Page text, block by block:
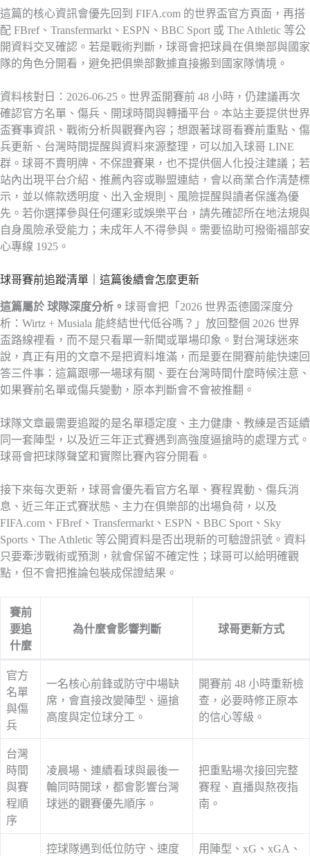
這篇的核心資訊會優先回到 FIFA.com 的世界盃官方頁面，再搭
配 FBref、Transfermarkt、ESPN、BBC Sport 或 The Athletic 等公
開資料交叉確認。若是戰術判斷，球哥會把球員在俱樂部與國家
隊的角色分開看，避免把俱樂部數據直接搬到國家隊情境。
資料核對日：2026-06-25。世界盃開賽前 48 小時，仍建議再次
確認官方名單、傷兵、開球時間與轉播平台。本站主要提供世界
盃賽事資訊、戰術分析與觀賽內容；想跟著球哥看賽前重點、傷
兵更新、台灣時間提醒與資料來源整理，可以加入球哥 LINE
群。球哥不賣明牌、不保證賽果，也不提供個人化投注建議；若
站內出現平台介紹、推薦內容或聯盟連結，會以商業合作清楚標
示，並以條款透明度、出入金規則、風險提醒與讀者保護為優
先。若你選擇參與任何運彩或娛樂平台，請先確認所在地法規與
自身風險承受能力；未成年人不得參與。需要協助可撥衛福部安
心專線 1925。
球哥賽前追蹤清單｜這篇後續會怎麼更新
這篇屬於 球隊深度分析。 球哥會把「2026 世界盃德國深度分
析：Wirtz + Musiala 能終結世代低谷嗎？」放回整個 2026 世界
盃路線裡看，而不是只看單一新聞或單場印象。對台灣球迷來
說，真正有用的文章不是把資料堆滿，而是要在開賽前能快速回
答三件事：這篇跟哪一場球有關、要在台灣時間什麼時候注意、
如果賽前名單或傷兵變動，原本判斷會不會被推翻。
球隊文章最需要追蹤的是名單穩定度、主力健康、教練是否延續
同一套陣型，以及近三年正式賽遇到高強度逼搶時的處理方式。
球哥會把球隊聲望和實際比賽內容分開看。
接下來每次更新，球哥會優先看官方名單、賽程異動、傷兵消
息、近三年正式賽狀態、主力在俱樂部的出場負荷，以及
FIFA.com、FBref、Transfermarkt、ESPN、BBC Sport、Sky
Sports、The Athletic 等公開資料是否出現新的可驗證訊號。資料
只要牽涉戰術或預測，就會保留不確定性；球哥可以給明確觀
點，但不會把推論包裝成保證結果。
賽前
要追
什麼
為什麼會影響判斷 球哥更新方式
官方
名單
與傷
兵
一名核心前鋒或防守中場缺
席，會直接改變陣型、逼搶
高度與定位球分工。
開賽前 48 小時重新檢
查，必要時修正原本
的信心等級。
台灣
時間
與賽
程順
序
凌晨場、連續看球與最後一
輪同時開球，都會影響台灣
球迷的觀賽優先順序。
把重點場次接回完整
賽程、直播與熬夜指
南。
控球隊遇到低位防守、速度
用陣型、xG、xGA、